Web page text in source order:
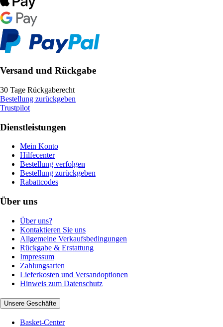
Versand und Rückgabe
30 Tage Rückgaberecht
Bestellung zurückgeben
Trustpilot
Dienstleistungen
Mein Konto
Hilfecenter
Bestellung verfolgen
Bestellung zurückgeben
Rabattcodes
Über uns
Über uns?
Kontaktieren Sie uns
Allgemeine Verkaufsbedingungen
Rückgabe & Erstattung
Impressum
Zahlungsarten
Lieferkosten und Versandoptionen
Hinweis zum Datenschutz
Unsere Geschäfte
Basket-Center